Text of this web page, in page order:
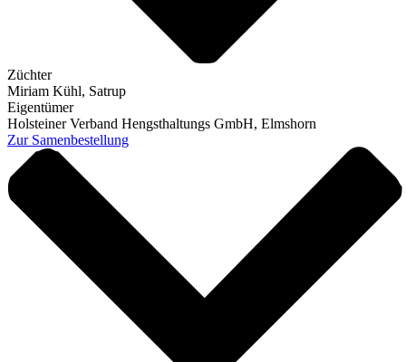
Züchter
Miriam Kühl, Satrup
Eigentümer
Holsteiner Verband Hengsthaltungs GmbH, Elmshorn
Zur Samenbestellung